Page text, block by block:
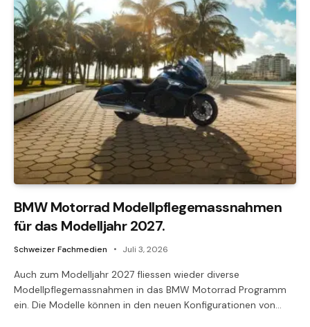
BMW Motorrad Modellpflegemassnahmen
für das Modelljahr 2027.
Schweizer Fachmedien Juli 3, 2026
Auch zum Modelljahr 2027 fliessen wieder diverse
Modellpflegemassnahmen in das BMW Motorrad Programm
ein. Die Modelle können in den neuen Konfigurationen von…